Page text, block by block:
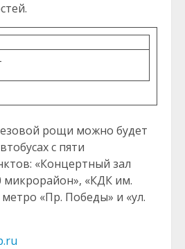
рощи можно будет
с пяти
«Концертный зал
микрорайон», «КДК им.
«Пр. Победы» и «ул.